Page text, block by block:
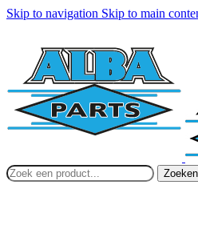
Skip to navigation Skip to main
Zoeken